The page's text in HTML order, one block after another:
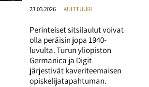
23.03.2026 KULTTUURI
Perinteiset sitsilaulut voivat
olla peräisin jopa 1940-
luvulta. Turun yliopiston
Germanica ja Digit
järjestivät kaveriteemaisen
opiskelijatapahtuman.